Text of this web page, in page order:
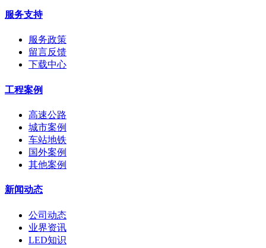
服务支持
服务政策
留言反馈
下载中心
工程案例
高速公路
城市案例
车站地铁
国外案例
其他案例
新闻动态
公司动态
业界资讯
LED知识